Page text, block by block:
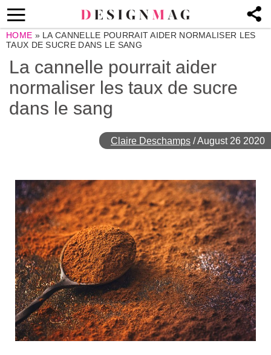
HOME » LA CANNELLE POURRAIT AIDER NORMALISER LES
TAUX DE SUCRE DANS LE SANG
La cannelle pourrait aider
normaliser les taux de sucre
dans le sang
Claire Deschamps /August 26 2020